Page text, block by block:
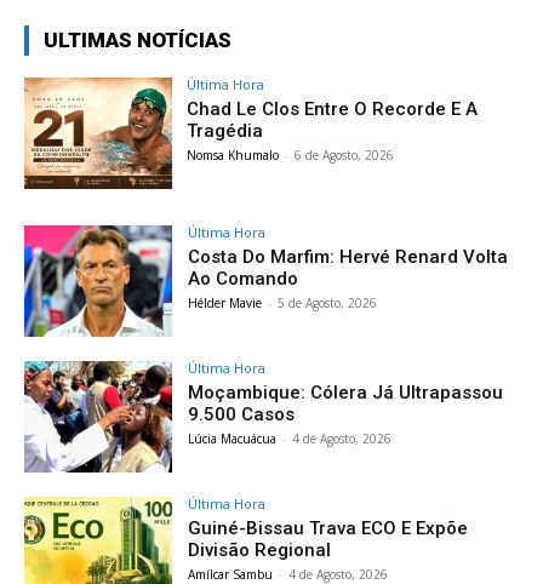
ULTIMAS NOTÍCIAS
Última Hora
Chad Le Clos Entre O Recorde E A
Tragédia
Nomsa Khumalo - 6 de Agosto, 2026
Última Hora
Costa Do Marfim: Hervé Renard Volta
Ao Comando
Hélder Mavie - 5 de Agosto, 2026
Última Hora
Moçambique: Cólera Já Ultrapassou
9.500 Casos
Lúcia Macuácua - 4 de Agosto, 2026
Última Hora
Guiné-Bissau Trava ECO E Expõe
Divisão Regional
Amílcar Sambu - 4 de Agosto, 2026